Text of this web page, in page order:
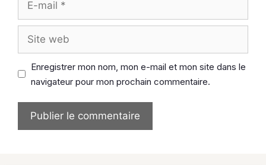
web
Enregistrer mon nom, mon e-mail et mon site dans le
navigateur pour mon prochain commentaire.